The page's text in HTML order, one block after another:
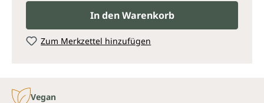
In den Warenkorb
Zum Merkzettel hinzufügen
Vegan